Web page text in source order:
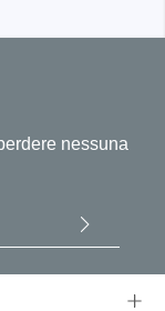
nessuna